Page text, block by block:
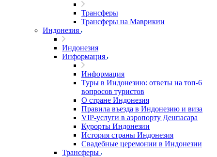
Трансферы
Трансферы на Маврикии
Индонезия
Индонезия
Информация
Информация
Туры в Индонезию: ответы на топ-6
вопросов туристов
О стране Индонезия
Правила въезда в Индонезию и виза
VIP-услуги в аэропорту Денпасара
Курорты Индонезии
История страны Индонезия
Свадебные церемонии в Индонезии
Трансферы